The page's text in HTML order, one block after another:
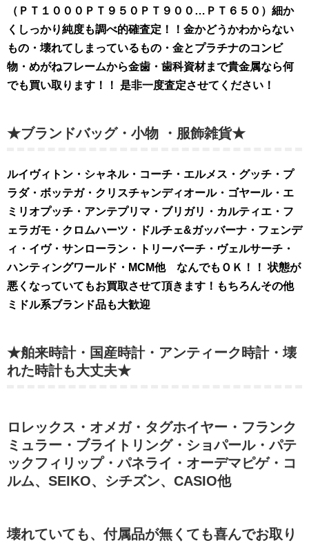
（ＰＴ１０００ＰＴ９５０ＰＴ９００…ＰＴ６５０）細か
くしっかり純度も調べ的確査定！！金かどうかわからない
もの・壊れてしまっているもの・金とプラチナのコンビ
物・めがねフレームから金歯・歯科資材まで貴金属なら何
でも買い取ります！！ 是非一度査定させてください！
★ブランドバッグ・小物 ・服飾雑貨★
ルイヴィトン・シャネル・コーチ・エルメス・グッチ・プ
ラダ・ボッテガ・クリスチャンディオール・ゴヤール・エ
ミリオプッチ・アンテプリマ・ブリガリ・カルティエ・フ
ェラガモ・クロムハーツ・ドルチェ&ガッバーナ・フェンデ
ィ・イヴ・サンローラン・トリーバーチ・ヴェルサーチ・
ハンティングワールド・MCM他 なんでもＯＫ！！ 状態が
悪くなっていてもお買取させて頂きます！もちろんその他
ミドル系ブランド品も大歓迎
★舶来時計・国産時計・アンティーク時計・壊
れた時計も大丈夫★
ロレックス・オメガ・タグホイヤー・フランク
ミュラー・ブライトリング・ショパール・パテ
ックフィリップ・パネライ・オーデマピゲ・コ
ルム、SEIKO、シチズン、CASIO他
壊れていても、付属品が無くても喜んでお取り